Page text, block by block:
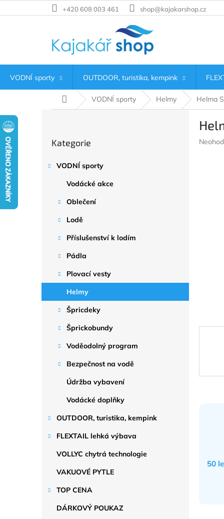
na
+420 608 003 461 shop@kajakarshop.cz
VODNÍ sporty OUTDOOR, turistika, kempink
Domů VODNÍ sporty Helmy Helma
kategorie
Kategorie
VODNÍ sporty
Vodácké akce
Oblečení
Lodě
Příslušenství k lodím
Pádla
Plovací vesty
Helmy
Špricdeky
Šprickobundy
Voděodolný program
Bezpečnost na vodě
Údržba vybavení
Vodácké doplňky
OUTDOOR, turistika, kempink
FLEXTAIL lehká výbava
VOLLYC chytrá technologie
VAKUOVÉ PYTLE
TOP CENA
DÁRKOVÝ POUKAZ
50